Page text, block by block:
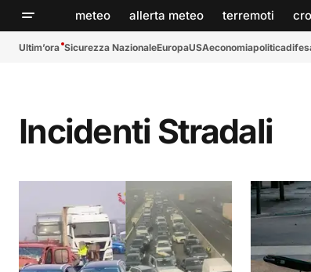
meteo allerta meteo terremoti
Ultim’ora Sicurezza NazionaleEuropaUSAeconomiapolitica
Incidenti Stradali